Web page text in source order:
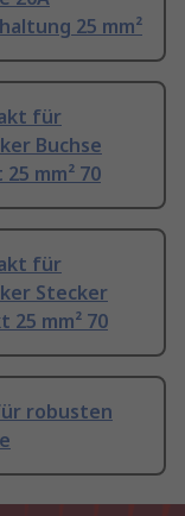
25 mm²
für
Buchse
mm² 70
für
Stecker
25 mm² 70
robusten